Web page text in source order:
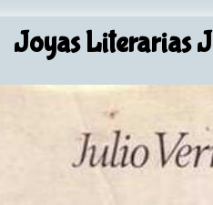
Joyas Literarias